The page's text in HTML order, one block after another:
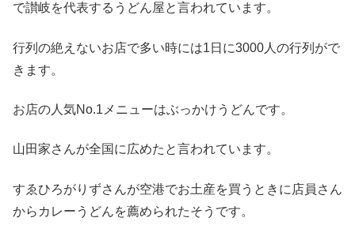
で讃岐を代表するうどん屋と言われています。
行列の絶えないお店で多い時には1日に3000人の行列がで
きます。
お店の人気No.1メニューはぶっかけうどんです。
山田家さんが全国に広めたと言われています。
すゑひろがりずさんが空港でお土産を買うときに店員さん
からカレーうどんを薦められたそうです。